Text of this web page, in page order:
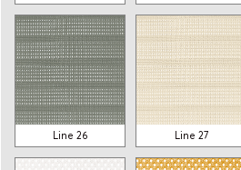
Line 26 Line 27
Filet Filet